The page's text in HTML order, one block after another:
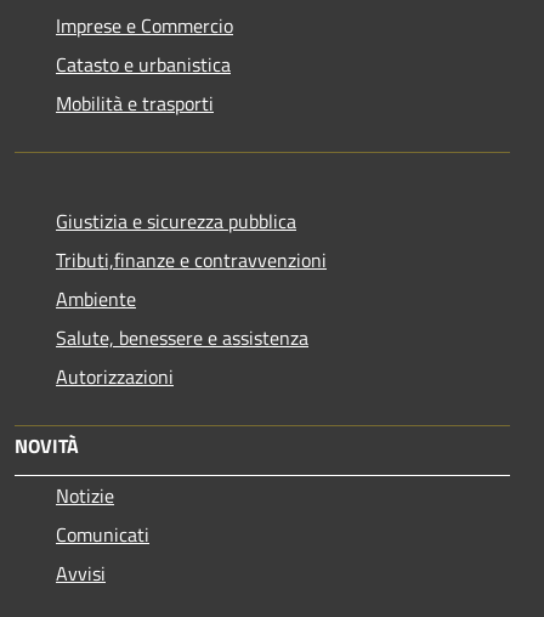
Imprese e Commercio
Catasto e urbanistica
Mobilità e trasporti
Giustizia e sicurezza pubblica
Tributi,finanze e contravvenzioni
Ambiente
Salute, benessere e assistenza
Autorizzazioni
NOVITÀ
Notizie
Comunicati
Avvisi